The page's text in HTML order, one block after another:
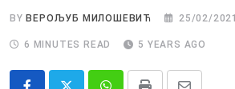
BY ВЕРОЉУБ МИЛОШЕВИЋ 25/02/2021
6 MINUTES READ 5 YEARS AGO